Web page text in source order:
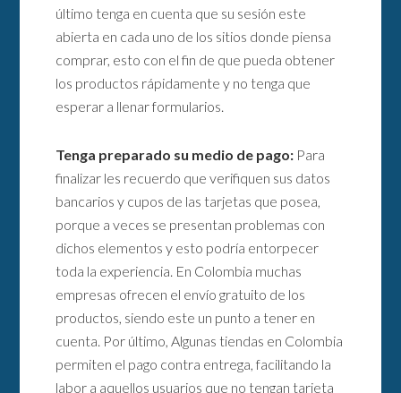
último tenga en cuenta que su sesión este
abierta en cada uno de los sitios donde piensa
comprar, esto con el fin de que pueda obtener
los productos rápidamente y no tenga que
esperar a llenar formularios.
Tenga preparado su medio de pago: Para
finalizar les recuerdo que verifiquen sus datos
bancarios y cupos de las tarjetas que posea,
porque a veces se presentan problemas con
dichos elementos y esto podría entorpecer
toda la experiencia. En Colombia muchas
empresas ofrecen el envío gratuito de los
productos, siendo este un punto a tener en
cuenta. Por último, Algunas tiendas en Colombia
permiten el pago contra entrega, facilitando la
labor a aquellos usuarios que no tengan tarjeta